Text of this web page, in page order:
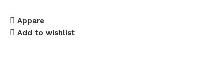
Appare
Add to wishlist